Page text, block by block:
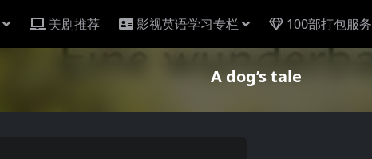
美剧推荐 影视英语学习专栏 100部打包服务
A dog’s tale